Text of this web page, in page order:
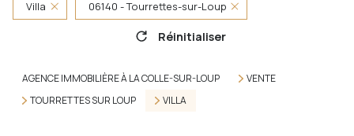
Villa 06140 - Tourrettes-sur-Loup
Réinitialiser
AGENCE IMMOBILIÈRE À LA COLLE-SUR-LOUP
VENTE
TOURRETTES SUR LOUP
VILLA